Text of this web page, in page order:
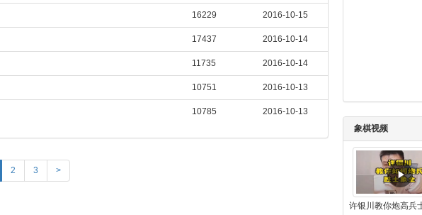
16229 2016-10-15
17437 2016-10-14
11735 2016-10-14
10751 2016-10-13
10785 2016-10-13
2 3 >
象棋视频